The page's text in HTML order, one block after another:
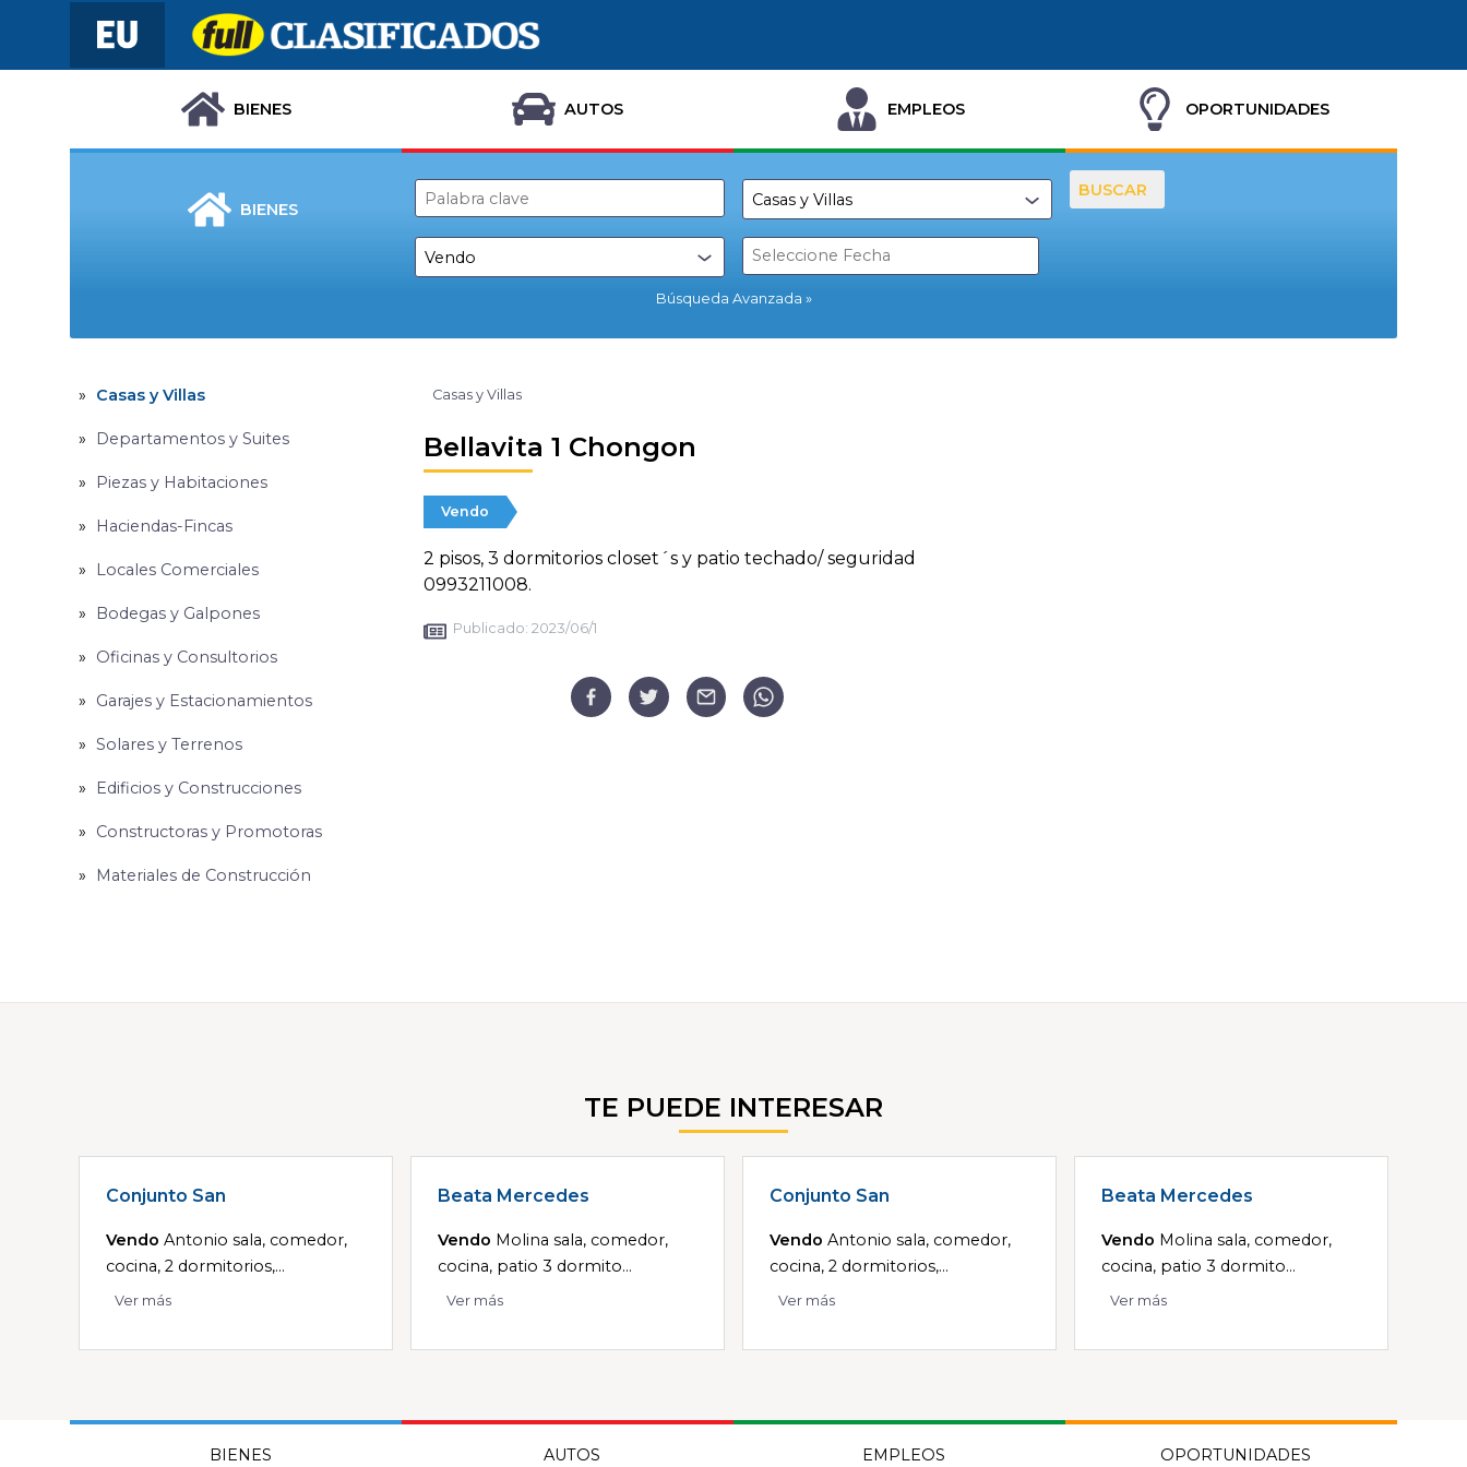
BIENES AUTOS EMPLEOS OPORTUNIDADES
BIENES
Búsqueda Avanzada
BUSCAR
Casas y Villas
Departamentos y Suites
Piezas y Habitaciones
Haciendas-Fincas
Locales Comerciales
Bodegas y Galpones
Oficinas y Consultorios
Garajes y Estacionamientos
Solares y Terrenos
Edificios y Construcciones
Constructoras y Promotoras
Materiales de Construcción
Casas y Villas
Bellavita 1 Chongon
Vendo
2 pisos, 3 dormitorios closet´s y patio techado/ seguridad
0993211008.
Publicado: 2023/06/1
TE PUEDE INTERESAR
Conjunto San
Vendo Antonio sala, comedor,
cocina, 2 dormitorios,...
Ver más
Beata Mercedes
Vendo Molina sala, comedor,
cocina, patio 3 dormito...
Ver más
Conjunto San
Vendo Antonio sala, comedor,
cocina, 2 dormitorios,...
Ver más
Beata Mercedes
Vendo Molina sala, comedor,
cocina, patio 3 dormito...
Ver más
BIENES AUTOS EMPLEOS OPORTUNIDADES